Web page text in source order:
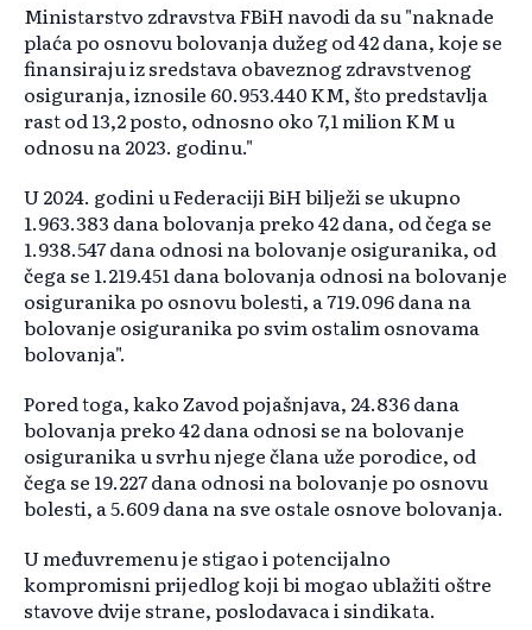
Ministarstvo zdravstva FBiH navodi da su "naknade
plaća po osnovu bolovanja dužeg od 42 dana, koje se
finansiraju iz sredstava obaveznog zdravstvenog
osiguranja, iznosile 60.953.440 KM, što predstavlja
rast od 13,2 posto, odnosno oko 7,1 milion KM u
odnosu na 2023. godinu."
U 2024. godini u Federaciji BiH bilježi se ukupno
1.963.383 dana bolovanja preko 42 dana, od čega se
1.938.547 dana odnosi na bolovanje osiguranika, od
čega se 1.219.451 dana bolovanja odnosi na bolovanje
osiguranika po osnovu bolesti, a 719.096 dana na
bolovanje osiguranika po svim ostalim osnovama
bolovanja".
Pored toga, kako Zavod pojašnjava, 24.836 dana
bolovanja preko 42 dana odnosi se na bolovanje
osiguranika u svrhu njege člana uže porodice, od
čega se 19.227 dana odnosi na bolovanje po osnovu
bolesti, a 5.609 dana na sve ostale osnove bolovanja.
U međuvremenu je stigao i potencijalno
kompromisni prijedlog koji bi mogao ublažiti oštre
stavove dvije strane, poslodavaca i sindikata.